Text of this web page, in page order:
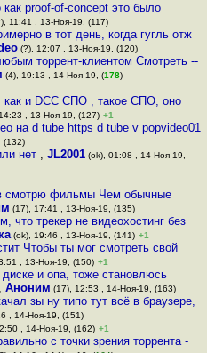
proof-of-concept это было
11:41 , 13-Ноя-19, (117)
в тот день, когда гугль отж
(?), 12:07 , 13-Ноя-19, (120)
торрент-клиентом Смотреть --
(4), 19:13 , 14-Ноя-19, (178)
как и DCC СПО , такое СПО, оно
, 13-Ноя-19, (127) +1
на d tube https d tube v popvideo01
(132)
нет , JL2001(ok), 01:08 , 14-Ноя-19,
смотрю фильмы Чем обычные
(17), 17:41 , 13-Ноя-19, (135)
что трекер не видеохостинг без
(ok), 19:46 , 13-Ноя-19, (141) +1
Чтобы ты мог смотреть свой
, 13-Ноя-19, (150) +1
и опа, тоже становлюсь
Аноним (17), 12:53 , 14-Ноя-19, (163)
зы ну типо тут всё в браузере,
, 14-Ноя-19, (151)
, 14-Ноя-19, (162) +1
с точки зрения торрента -